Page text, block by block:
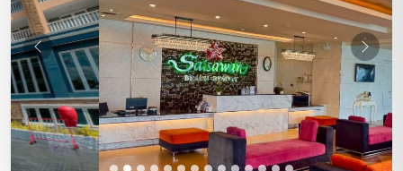
ก่อนหน้า ถัดไป